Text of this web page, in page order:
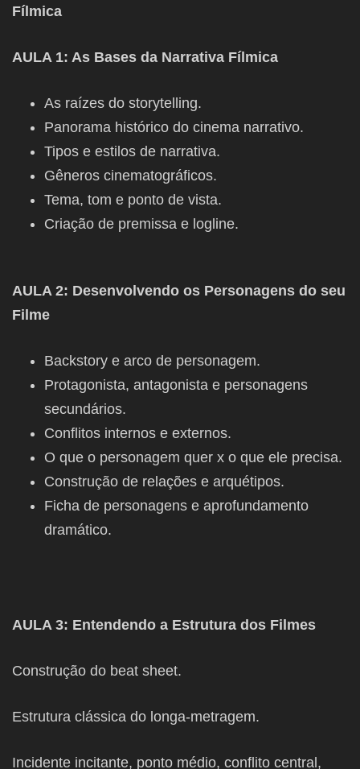
Fílmica
AULA 1: As Bases da Narrativa Fílmica
As raízes do storytelling.
Panorama histórico do cinema narrativo.
Tipos e estilos de narrativa.
Gêneros cinematográficos.
Tema, tom e ponto de vista.
Criação de premissa e logline.
AULA 2: Desenvolvendo os Personagens do seu
Filme
Backstory e arco de personagem.
Protagonista, antagonista e personagens
secundários.
Conflitos internos e externos.
O que o personagem quer x o que ele precisa.
Construção de relações e arquétipos.
Ficha de personagens e aprofundamento
dramático.
AULA 3: Entendendo a Estrutura dos Filmes
Construção do beat sheet.
Estrutura clássica do longa-metragem.
Incidente incitante, ponto médio, conflito central,